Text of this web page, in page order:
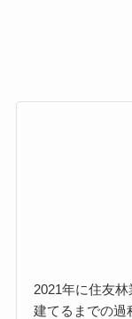
2021年に住友林
建てるまでの過